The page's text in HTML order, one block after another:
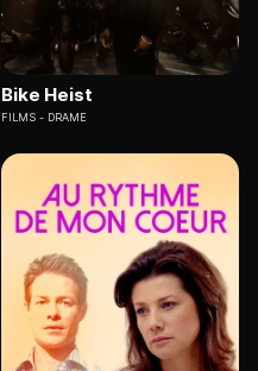
Bike Heist
FILMS DRAME